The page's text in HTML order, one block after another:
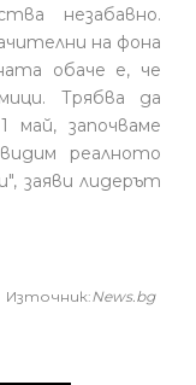
незабавно.
на фона
обаче е, че
Трябва да
май, започваме
реалното
заяви лидерът
Източник:News.bg